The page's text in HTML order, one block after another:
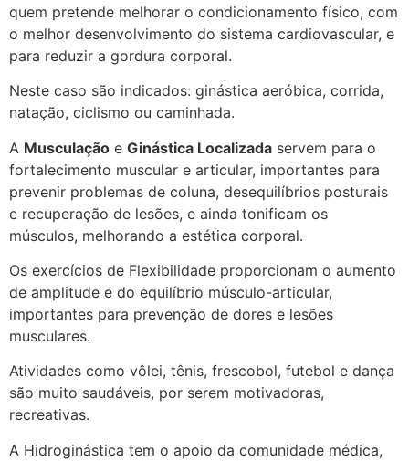
quem pretende melhorar o condicionamento físico, com
o melhor desenvolvimento do sistema cardiovascular, e
para reduzir a gordura corporal.
Neste caso são indicados: ginástica aeróbica, corrida,
natação, ciclismo ou caminhada.
A Musculação e Ginástica Localizada servem para o
fortalecimento muscular e articular, importantes para
prevenir problemas de coluna, desequilíbrios posturais
e recuperação de lesões, e ainda tonificam os
músculos, melhorando a estética corporal.
Os exercícios de Flexibilidade proporcionam o aumento
de amplitude e do equilíbrio músculo-articular,
importantes para prevenção de dores e lesões
musculares.
Atividades como vôlei, tênis, frescobol, futebol e dança
são muito saudáveis, por serem motivadoras,
recreativas.
A Hidroginástica tem o apoio da comunidade médica,